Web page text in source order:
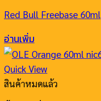
Red Bull Freebase 60ml
อ่านเพิ่ม
Quick View
สินค้าหมดแล้ว